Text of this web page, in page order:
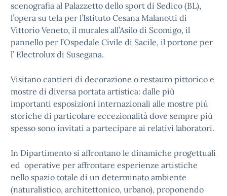
scenografia al Palazzetto dello sport di Sedico (BL),
l’opera su tela per l’Istituto Cesana Malanotti di
Vittorio Veneto, il murales all’Asilo di Scomigo, il
pannello per l’Ospedale Civile di Sacile, il portone per
l’ Electrolux di Susegana.
Visitano cantieri di decorazione o restauro pittorico e
mostre di diversa portata artistica: dalle più
importanti esposizioni internazionali alle mostre più
storiche di particolare eccezionalità dove sempre più
spesso sono invitati a partecipare ai relativi laboratori.
In Dipartimento si affrontano le dinamiche progettuali
ed operative per affrontare esperienze artistiche
nello spazio totale di un determinato ambiente
(naturalistico, architettonico, urbano), proponendo